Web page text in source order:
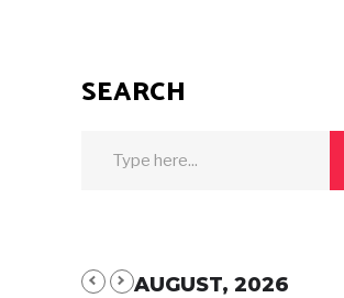
SEARCH
AUGUST, 2026